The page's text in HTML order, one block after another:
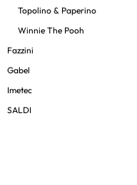
Topolino & Paperino
Winnie The Pooh
Fazzini
Gabel
Imetec
SALDI